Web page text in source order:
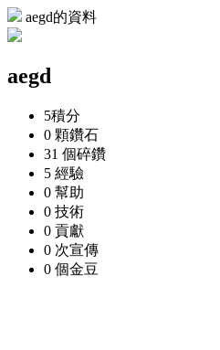
aegd的資料
aegd
5積分
0 顆鑽石
31 個碎鑽
5 經驗
0 幫助
0 技術
0 貢獻
0 次宣傳
0 個金豆